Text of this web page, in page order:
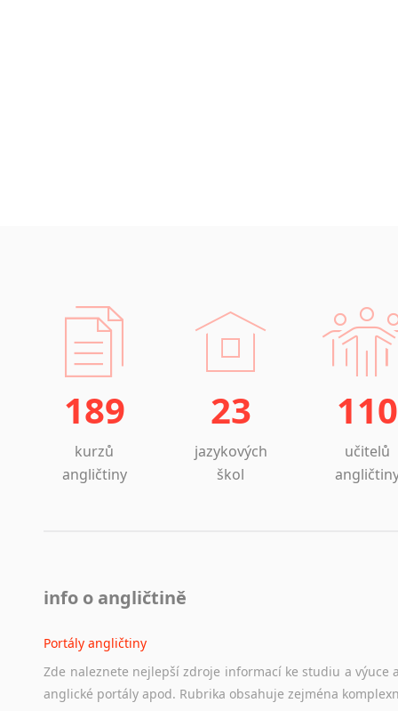
189
kurzů
angličtiny
23
jazykových
škol
110
učitelů
info o angličtině
Portály angličtiny
Zde naleznete nejlepší zdroje informací ke studiu a výuce
anglické portály apod. Rubrika obsahuje zejména